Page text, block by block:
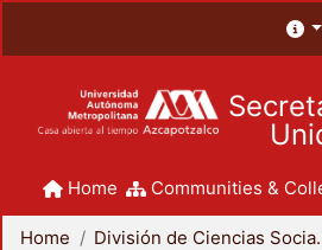
Home Communities &
Home
División de